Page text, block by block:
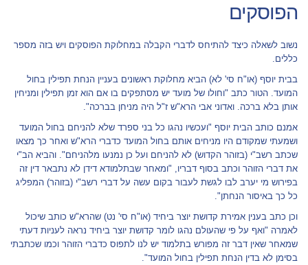
הפוסקים
נשוב לשאלה כיצד להתיחס לדברי הקבלה במחלוקת הפוסקים ויש בזה מספר
כללים.
בבית יוסף (או"ח סי' לא) הביא מחלוקת ראשונים בעניין הנחת תפילין בחול
המועד. הטור כתב "וחולו של מועד יש מסתפקים בו אם הוא זמן תפילין ומניחין
אותן בלא ברכה. ואדוני אבי הרא"ש ז"ל היה מניחן בברכה".
אמנם כותב הבית יוסף "ועכשיו נהגו כל בני ספרד שלא להניחם בחול המועד
ושמעתי שמקודם היו מניחים אותם בחול המועד כדברי הרא"ש ואחר כך מצאו
שכתב רשב"י (בזוהר הקדוש) לא להניחם ועל כן נמנעו מלהניחם". והביא הב"י
את דברי הזוהר וכתב בסוף דבריו, "ומאחר שבתלמודא דידן לא נתבאר דין זה
בפירוש מי יערב לבו לגשת לעבור בקום עשה על דברי רשב"י (בזוהר) המפליג
כל כך באיסור הנחתן".
וכן כתב בענין אמירת קדושת יוצר ביחיד (או"ח סי' נט) שהרא"ש כותב שיכול
לאמרה "ואף על פי שהעולם נהגו לומר קדושת יוצר ביחיד נראה לעניות דעתי
שמאחר שאין דבר זה מפורש בתלמוד יש לנו לתפוס כדברי הזוהר וכמו שכתבתי
בסימן לא בדין הנחת תפילין בחול המועד".